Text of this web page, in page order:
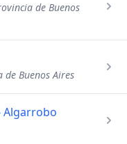
de Buenos
Buenos Aires
Algarrobo